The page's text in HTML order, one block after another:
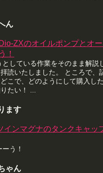
ん
ZXのオイルポンプとオ
！
としている作業をそのまま解説
読いたしました。 ところで、
こで、どのようにして購入し
たい！ ...
ます
インマグナのタンクキャッ
う！
ゃん